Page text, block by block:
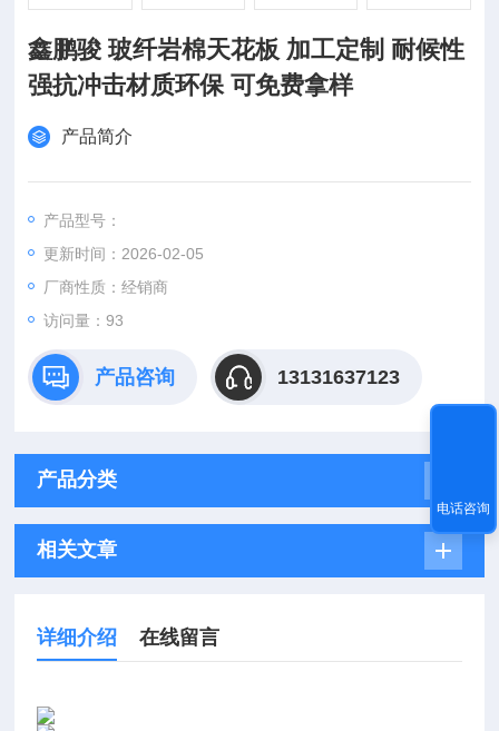
鑫鹏骏 玻纤岩棉天花板 加工定制 耐候性
强抗冲击材质环保 可免费拿样
产品简介
产品型号：
更新时间：2026-02-05
厂商性质：经销商
访问量：93
产品咨询 13131637123
产品分类
相关文章
详细介绍 在线留言
电话咨询